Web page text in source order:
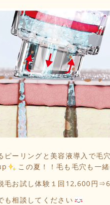
ピーリングと美容液導入で毛
この夏！！毛も毛穴も一
毛お試し体験１回12,600
も相談してください